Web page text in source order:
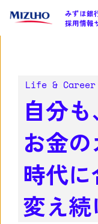
みずほ銀
採用情報
Life & Career
自分も
お金
時代
変え続